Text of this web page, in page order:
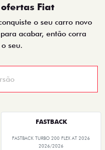
Fiat
o seu carro novo
acabar, então corra
seu.
FASTBACK
FASTBACK TURBO 200 FLEX AT 2026
2026/2026